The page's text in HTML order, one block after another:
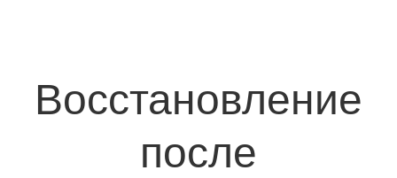
Восстановление
после